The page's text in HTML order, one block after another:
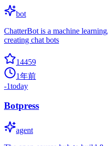
bot
ChatterBot is a machine
creating chat bots
14459
1年前
-1today
Botpress
agent